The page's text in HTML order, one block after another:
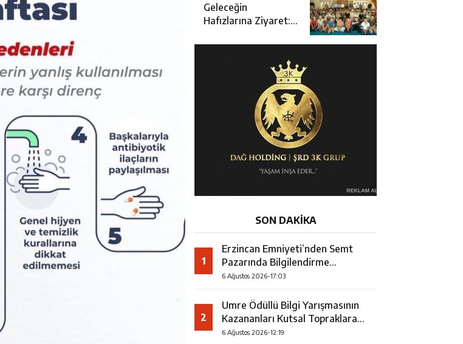
Geleceğin
Hafızlarına Ziyaret:
Erzincan’da Kur’an
Kursu Öğrencileriyle
SON DAKİKA
1
Erzincan Emniyeti’nden Semt
Pazarında Bilgilendirme
Faaliyeti
6 Ağustos 2026-17:03
2
Umre Ödüllü Bilgi Yarışmasının
Kazananları Kutsal Topraklara
Uğurlandı
6 Ağustos 2026-12:19